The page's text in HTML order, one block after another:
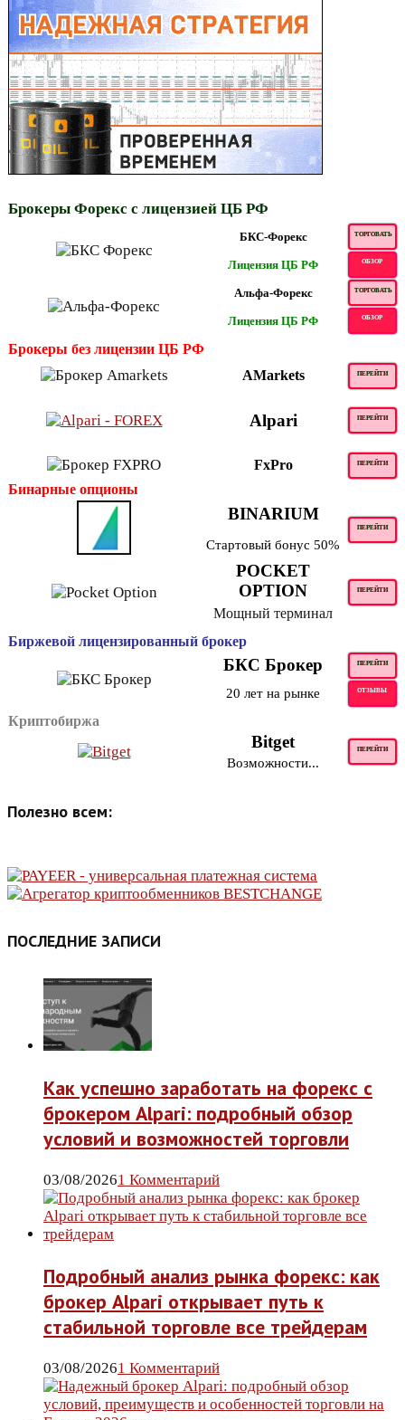
Брокеры Форекс с лицензией ЦБ РФ
БКС-Форекс ТОРГОВАТЬ
Лицензия ЦБ РФ ОБЗОР
Альфа-Форекс ТОРГОВАТЬ
Лицензия ЦБ РФ ОБЗОР
Брокеры без лицензии ЦБ РФ
AMarkets
ПЕРЕЙТИ
Alpari ПЕРЕЙТИ
FxPro ПЕРЕЙТИ
Бинарные опционы
BINARIUM
ПЕРЕЙТИ
Стартовый бонус 50%
POCKET
OPTION
ПЕРЕЙТИ
Мощный терминал
Биржевой лицензированный брокер
БКС Брокер ПЕРЕЙТИ
20 лет на рынке ОТЗЫВЫ
Криптобиржа
Bitget ПЕРЕЙТИ
Возможности...
Полезно всем:
ПОСЛЕДНИЕ ЗАПИСИ
Как успешно заработать на форекс с
брокером Alpari: подробный обзор
условий и возможностей торговли
03/08/20261 Комментарий
Подробный анализ рынка форекс: как
брокер Alpari открывает путь к
стабильной торговле все трейдерам
03/08/20261 Комментарий